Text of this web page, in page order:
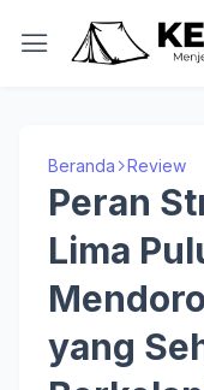
Beranda Review
Peran
Lima
yang